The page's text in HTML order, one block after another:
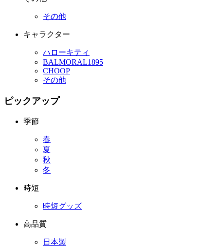
その他
キャラクター
ハローキティ
BALMORAL1895
CHOOP
その他
ピックアップ
季節
春
夏
秋
冬
時短
時短グッズ
高品質
日本製